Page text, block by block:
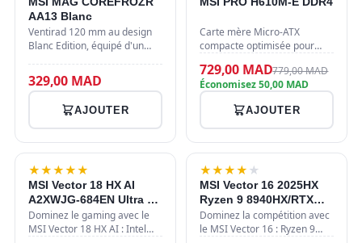
AA13 Blanc
Ventirad 120 mm au design
Blanc Edition, équipé d'un
flux d'air optimisé.
Compatible avec les sockets
329,00 MAD
AJOUTER
Carte mère Micro-ATX
compacte optimisée pour
13e et 14e génération.
Équipée du chipset Intel
64 Go de…
729,00 MAD779,00 MAD
Économisez 50,00 MAD
AJOUTER
★★★★★
MSI Vector 18 HX AI
A2XWJG-684EN Ultra 9
275HX/32GB DDR5/1TB
SSD/RTX 5090 24GB/18"
Dominez le gaming avec le
MSI Vector 18 HX AI : Intel
★★★★ ★
MSI Vector 16 2025HX
Ryzen 9 8940HX/RTX
5070Ti 12GB/16GB
DDR5/1TB SSD/16"
Dominez la compétition avec
le MSI Vector 16 : Ryzen 9